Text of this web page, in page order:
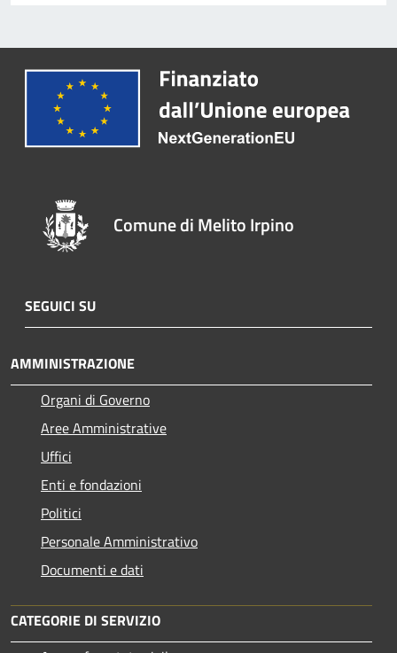
Comune di Melito Irpino
SEGUICI SU
AMMINISTRAZIONE
Organi di Governo
Aree Amministrative
Uffici
Enti e fondazioni
Politici
Personale Amministrativo
Documenti e dati
CATEGORIE DI SERVIZIO